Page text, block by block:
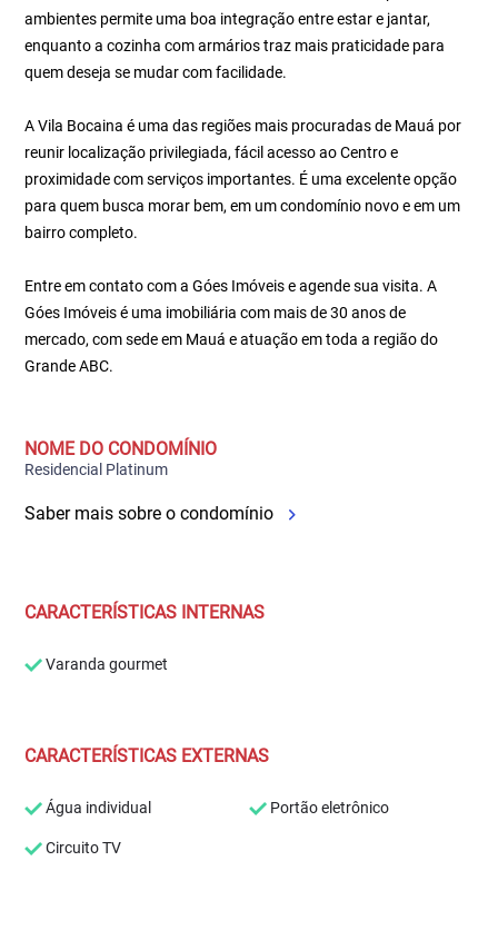
ambientes permite uma boa integração entre estar e jantar,
enquanto a cozinha com armários traz mais praticidade para
quem deseja se mudar com facilidade.
A Vila Bocaina é uma das regiões mais procuradas de Mauá por
reunir localização privilegiada, fácil acesso ao Centro e
proximidade com serviços importantes. É uma excelente opção
para quem busca morar bem, em um condomínio novo e em um
bairro completo.
Entre em contato com a Góes Imóveis e agende sua visita. A
Góes Imóveis é uma imobiliária com mais de 30 anos de
mercado, com sede em Mauá e atuação em toda a região do
Grande ABC.
NOME DO CONDOMÍNIO
Residencial Platinum
Saber mais sobre o condomínio
CARACTERÍSTICAS INTERNAS
Varanda gourmet
CARACTERÍSTICAS EXTERNAS
Água individual Portão eletrônico
Circuito TV